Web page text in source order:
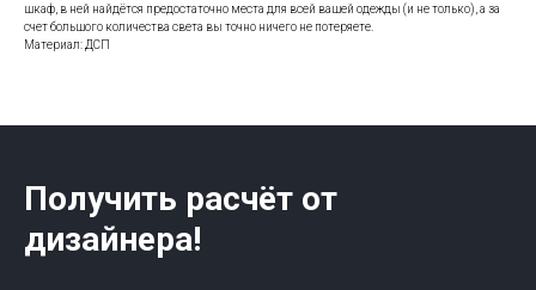
шкаф, в ней найдётся предостаточно места для всей вашей одежды (и не только), а за
счет большого количества света вы точно ничего не потеряете.
Материал: ДСП
Получить расчёт от
дизайнера!